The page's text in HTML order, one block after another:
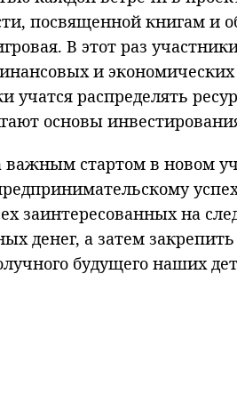
посвященной книгам и
В этот раз
и
учатся распределять
основы
важным стартом в новом
заинтересованных на
денег, а затем
будущего наших